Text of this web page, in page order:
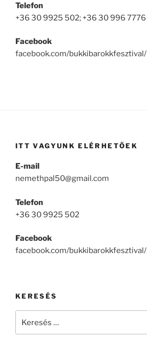
Telefon
+36 30 9925 502; +36 30 996 7776
Facebook
facebook.com/bukkibarokkfesztival/
ITT VAGYUNK ELÉRHETŐEK
E-mail
nemethpal50@gmail.com
Telefon
+36 30 9925 502
Facebook
facebook.com/bukkibarokkfesztival/
KERESÉS